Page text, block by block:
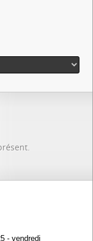
- vendredi